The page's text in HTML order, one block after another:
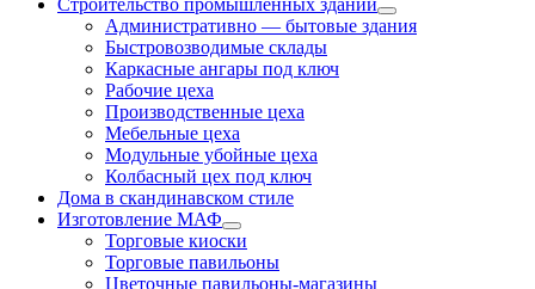
Административно — бытовые здания
Быстровозводимые склады
Каркасные ангары под ключ
Рабочие цеха
Производственные цеха
Мебельные цеха
Модульные убойные цеха
Колбасный цех под ключ
Дома в скандинавском стиле
Изготовление МАФ
Торговые киоски
Торговые павильоны
Цветочные павильоны-магазины